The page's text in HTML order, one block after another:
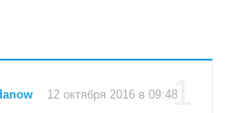
1
12 октября 2016 в 09:48